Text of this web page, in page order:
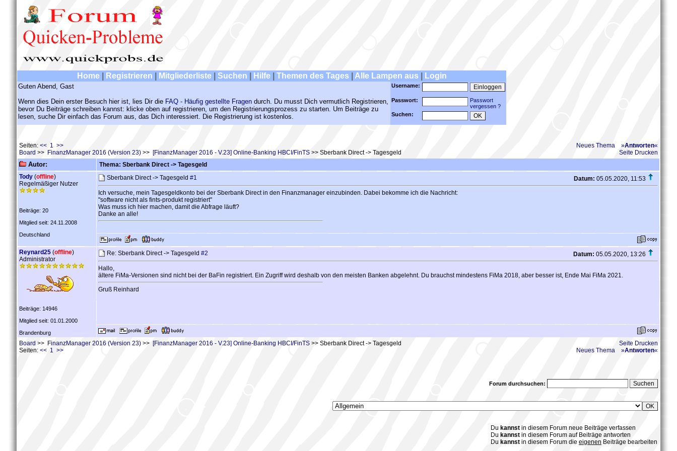
Home Registrieren Mitgliederliste Suchen Hilfe Themen des Tages Alle Lampen aus Login
Guten Abend, Gast
Wenn dies Dein erster Besuch hier ist, lies Dir die FAQ - Häufig gestellte Fragen durch. Du musst Dich vermutlich Registrieren,
bevor Du Beiträge schreiben kannst: klicke oben auf registrieren, um den Registrierungsprozess zu starten. Um Beiträge zu
lesen, suche Dir einfach das Forum aus, das Dich interessiert. Die Registrierung ist kostenlos.
Username:
Passwort:
Passwort
vergessen ?
Suchen:
Seiten: << 1 >>
Board >> FinanzManager 2016 (Version 23) >> [FinanzManager 2016 - V.23] Online-Banking HBCI/FinTS >> Sberbank Direct -> Tagesgeld
Neues Thema »Antworten«
Seite Drucken
Autor:
Thema: Sberbank Direct -> Tagesgeld
Tody (offline)
Regelmäßiger Nutzer
Beiträge: 20
Mitglied seit: 24.11.2008
Deutschland
Sberbank Direct -> Tagesgeld #1 Datum: 05.05.2020, 11:53
Ich versuche, mein Tagesgeldkonto bei der Sberbank Direct in den Finanzmanager einzubinden. Dabei bekomme ich die Nachricht:
"software nicht als fints-produkt registriert"
Was muss ich hier machen, damit die Abfrage läuft?
Danke an alle!
Reynard25 (offline)
Administrator
Beiträge: 14946
Mitglied seit: 01.01.2000
Brandenburg
Re: Sberbank Direct -> Tagesgeld #2 Datum: 05.05.2020, 13:26
Hallo,
ältere FiMa-Versionen sind nicht bei der BaFin registriert. Ein Zugriff wird deshalb von den meisten Banken abgelehnt. Du brauchst mindestens FiMa 2018, aber besser ist, Ende Mai FiMa 2021.
Gruß Reinhard
Board >> FinanzManager 2016 (Version 23) >> [FinanzManager 2016 - V.23] Online-Banking HBCI/FinTS >> Sberbank Direct -> Tagesgeld
Seiten: << 1 >>
Seite Drucken
Neues Thema
»Antworten«
Forum durchsuchen:
Du kannst in diesem Forum neue Beiträge verfassen
Du kannst in diesem Forum auf Beiträge antworten
Du kannst in diesem Forum die eigenen Beiträge bearbeiten